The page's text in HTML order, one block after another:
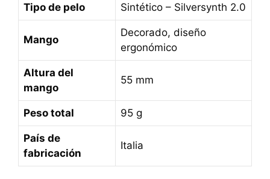
Tipo de pelo Sintético – Silversynth 2.0
Mango
Decorado, diseño
ergonómico
Altura del
mango
55 mm
Peso total 95 g
País de
fabricación
Italia